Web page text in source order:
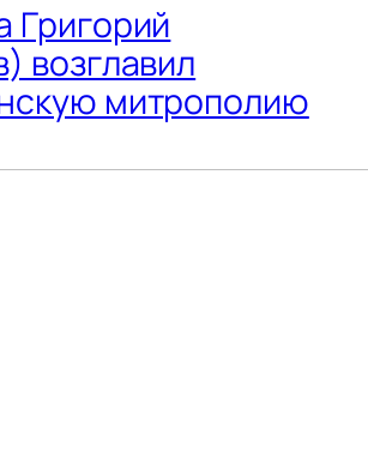
Григорий
возглавил
митрополию